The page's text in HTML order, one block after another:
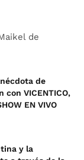
de
de
VICENTICO,
EN VIVO
y la